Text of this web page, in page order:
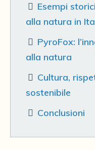
Esempi
alla natura in
PyroFox:
alla natura
Cultura,
sostenibile
Conclusioni